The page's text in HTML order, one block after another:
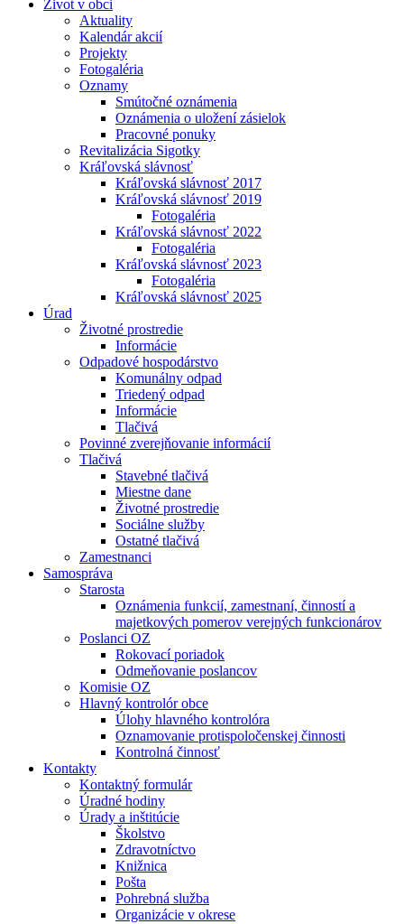
Život v obci
Aktuality
Kalendár akcií
Projekty
Fotogaléria
Oznamy
Smútočné oznámenia
Oznámenia o uložení zásielok
Pracovné ponuky
Revitalizácia Sigotky
Kráľovská slávnosť
Kráľovská slávnosť 2017
Kráľovská slávnosť 2019
Fotogaléria
Kráľovská slávnosť 2022
Fotogaléria
Kráľovská slávnosť 2023
Fotogaléria
Kráľovská slávnosť 2025
Úrad
Životné prostredie
Informácie
Odpadové hospodárstvo
Komunálny odpad
Triedený odpad
Informácie
Tlačivá
Povinné zverejňovanie informácií
Tlačivá
Stavebné tlačivá
Miestne dane
Životné prostredie
Sociálne služby
Ostatné tlačivá
Zamestnanci
Samospráva
Starosta
Oznámenia funkcií, zamestnaní, činností a
majetkových pomerov verejných funkcionárov
Poslanci OZ
Rokovací poriadok
Odmeňovanie poslancov
Komisie OZ
Hlavný kontrolór obce
Úlohy hlavného kontrolóra
Oznamovanie protispoločenskej činnosti
Kontrolná činnosť
Kontakty
Kontaktný formulár
Úradné hodiny
Úrady a inštitúcie
Školstvo
Zdravotníctvo
Knižnica
Pošta
Pohrebná služba
Organizácie v okrese